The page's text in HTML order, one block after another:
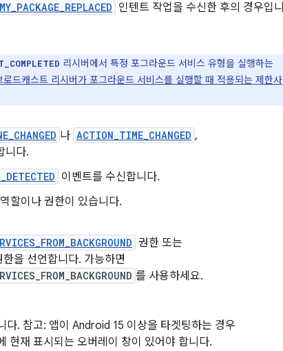
인텐트 작업을 수신한 후의 경우입니
리시버에서 특정 포그라운드 서비스 유형을 실행하는
로드캐스트 리시버가 포그라운드 서비스를 실행할 때 적용되는 제한사
나 ACTION_TIME_CHANGED ,
니다.
이벤트를 수신합니다.
할이나 권한이 있습니다.
권한 또는
한을 선언합니다. 가능하면
를 사용하세요.
다. 참고: 앱이 Android 15 이상을 타겟팅하는 경우
현재 표시되는 오버레이 창이 있어야 합니다.